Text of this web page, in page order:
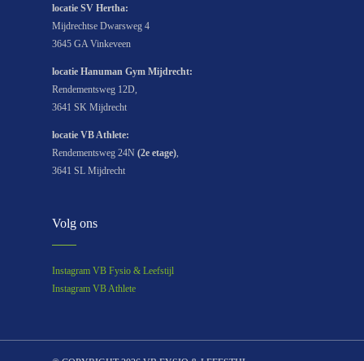
locatie SV Hertha:
Mijdrechtse Dwarsweg 4
3645 GA Vinkeveen
locatie Hanuman Gym Mijdrecht:
Rendementsweg 12D,
3641 SK Mijdrecht
locatie VB Athlete:
Rendementsweg 24N (2e etage)
3641 SL Mijdrecht
Volg ons
Instagram VB Fysio & Leefstijl
Instagram VB Athlete